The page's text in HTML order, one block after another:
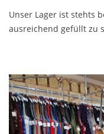
Unser Lager ist stehts
ausreichend gefüllt zu